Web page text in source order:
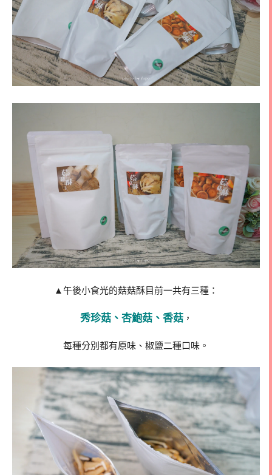
▲午後小食光的菇菇酥目前一共有三種：
秀珍菇、杏鮑菇、香菇，
每種分別都有原味、椒鹽二種口味。